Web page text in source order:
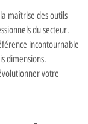
maîtrise des outils
du secteur.
incontournable
dimensions.
votre